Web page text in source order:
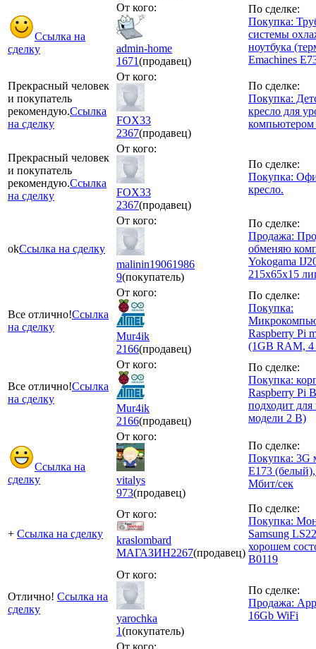
Ссылка на
сделку
От кого:
admin-home
1671(продавец)
По сделке:
Покупка:
системы
ноутбука
Emachines
Прекрасный человек
и покупатель
рекомендую.Ссылка
на сделку
От кого:
FOX33
2367(продавец)
По сделке:
Покупка:
кресло для
компьютером
Прекрасный человек
и покупатель
рекомендую.Ссылка
на сделку
От кого:
FOX33
2367(продавец)
По сделке:
Покупка:
кресло.
okСсылка на сделку
От кого:
malinin19061986
9(покупатель)
По сделке:
Продажа:
обменяю
Yokogama
215х65х15
Все отлично!Ссылка
на сделку
От кого:
Mur4ik
2166(продавец)
По сделке:
Покупка:
Raspberry Pi
(1GB RAM, 4
Все отлично!Ссылка
на сделку
От кого:
Mur4ik
2166(продавец)
По сделке:
Покупка:
Raspberry Pi
подходит
модели 2 B)
Ссылка на
сделку
От кого:
vitalys
973(продавец)
По сделке:
Покупка: 3G
E173
Мбит/сек
+ Ссылка на сделку
От кого:
kraslombard
МАГАЗИН2267(продавец)
По сделке:
Покупка:
Samsung
хорошем
В0119
Отлично! Ссылка на
сделку
От кого:
yarochka
1(покупатель)
По сделке:
Продажа:
16Gb WiFi
От кого: